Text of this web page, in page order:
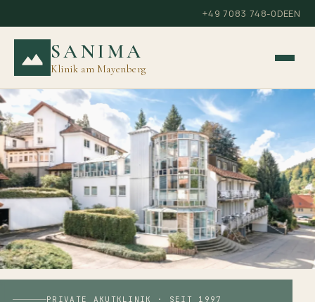
+49 7083 748-0DEEN
SANIMA
Klinik am Mayenberg
PRIVATE AKUTKLINIK · SEIT 1997